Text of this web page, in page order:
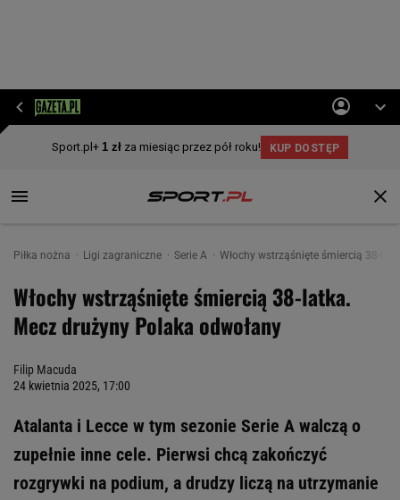
Piłka nożna Ligi zagraniczne Serie A Włochy wstrząśnięte śmiercią 38-
Włochy wstrząśnięte śmiercią 38-latka.
Mecz drużyny Polaka odwołany
Filip Macuda
24 kwietnia 2025, 17:00
Atalanta i Lecce w tym sezonie Serie A walczą o
zupełnie inne cele. Pierwsi chcą zakończyć
rozgrywki na podium, a drudzy liczą na utrzymanie